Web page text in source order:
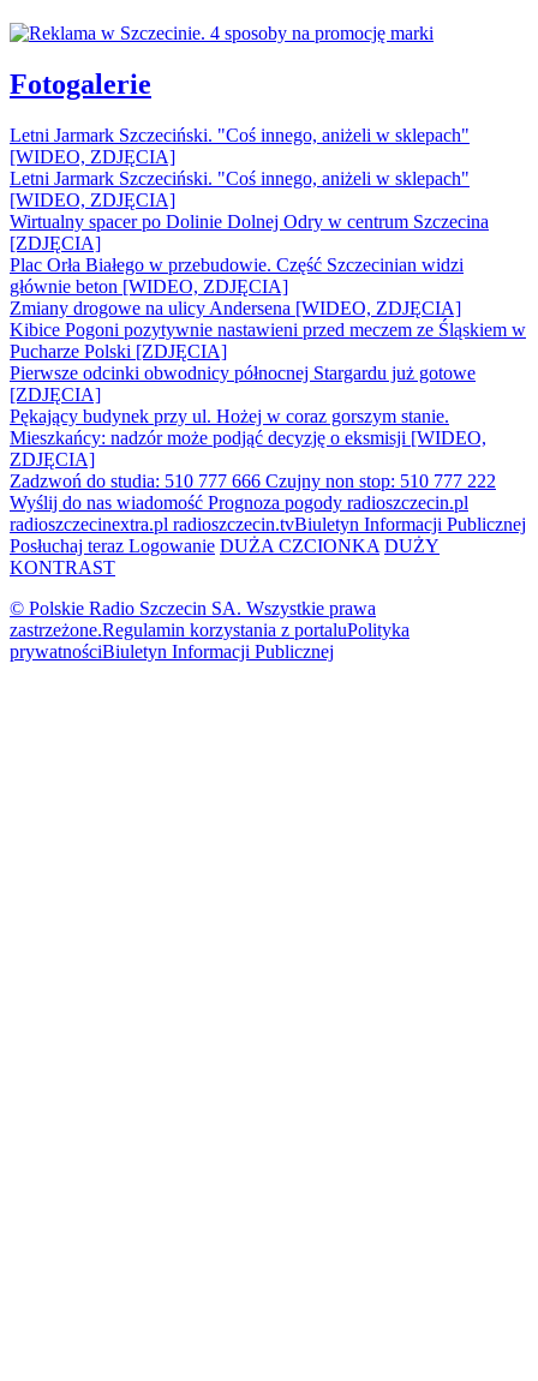
Fotogalerie
Letni Jarmark Szczeciński. "Coś innego, aniżeli w sklepach"
[WIDEO, ZDJĘCIA]
Letni Jarmark Szczeciński. "Coś innego, aniżeli w sklepach"
[WIDEO, ZDJĘCIA]
Wirtualny spacer po Dolinie Dolnej Odry w centrum Szczecina
[ZDJĘCIA]
Plac Orła Białego w przebudowie. Część Szczecinian widzi
głównie beton [WIDEO, ZDJĘCIA]
Zmiany drogowe na ulicy Andersena [WIDEO, ZDJĘCIA]
Kibice Pogoni pozytywnie nastawieni przed meczem ze Śląskiem w
Pucharze Polski [ZDJĘCIA]
Pierwsze odcinki obwodnicy północnej Stargardu już gotowe
[ZDJĘCIA]
Pękający budynek przy ul. Hożej w coraz gorszym stanie.
Mieszkańcy: nadzór może podjąć decyzję o eksmisji [WIDEO,
ZDJĘCIA]
Zadzwoń do studia: 510 777 666 Czujny non stop: 510 777 222
Wyślij do nas wiadomość Prognoza pogody radioszczecin.pl
radioszczecinextra.pl radioszczecin.tvBiuletyn Informacji Publicznej
Posłuchaj teraz Logowanie DUŻA CZCIONKA DUŻY
KONTRAST
© Polskie Radio Szczecin SA. Wszystkie prawa
zastrzeżone.Regulamin korzystania z portaluPolityka
prywatnościBiuletyn Informacji Publicznej